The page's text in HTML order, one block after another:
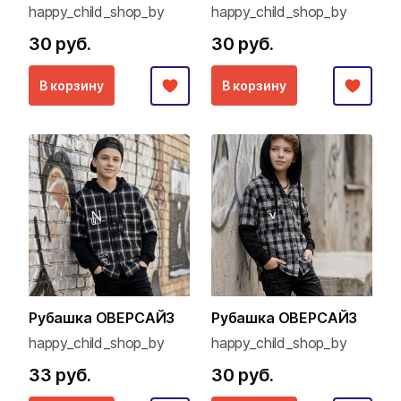
happy_child_shop_by
30 руб.
В корзину
happy_child_shop_by
30 руб.
В корзину
Рубашка ОВЕРСАЙЗ
happy_child_shop_by
33 руб.
Рубашка ОВЕРСАЙЗ
happy_child_shop_by
30 руб.